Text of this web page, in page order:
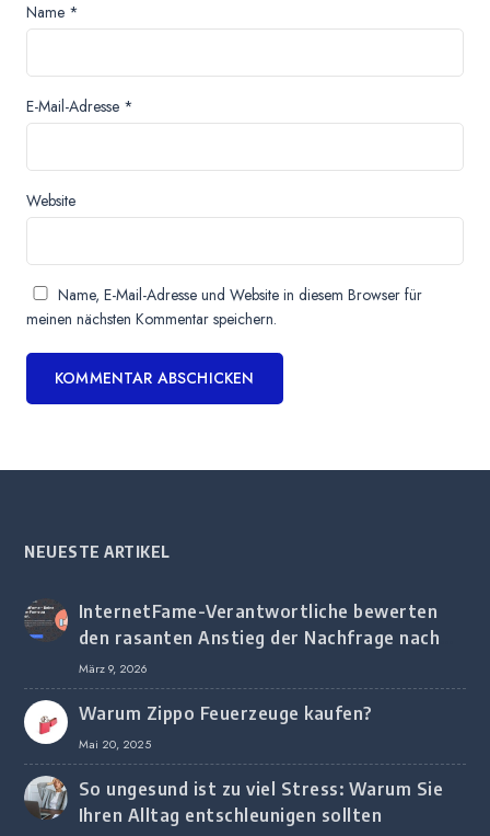
Name *
E-Mail-Adresse *
Website
Name, E-Mail-Adresse und Website in diesem Browser für
meinen nächsten Kommentar speichern.
NEUESTE ARTIKEL
InternetFame-Verantwortliche bewerten
den rasanten Anstieg der Nachfrage nach
digitalem Marketing bei deutschen
Unternehmen
März 9, 2026
Warum Zippo Feuerzeuge kaufen?
Mai 20, 2025
So ungesund ist zu viel Stress: Warum Sie
Ihren Alltag entschleunigen sollten